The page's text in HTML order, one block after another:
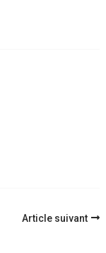
Article suivant